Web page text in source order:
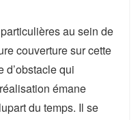
au sein de
couverture sur cette
d’obstacle qui
émane
du temps. Il se